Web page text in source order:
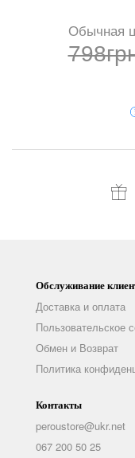
Обычная
Обслуживание
Доставка и оплата
Пользовательское
Обмен и Возврат
Политика
Контакты
peroustore@ukr.net
067 200 50 25